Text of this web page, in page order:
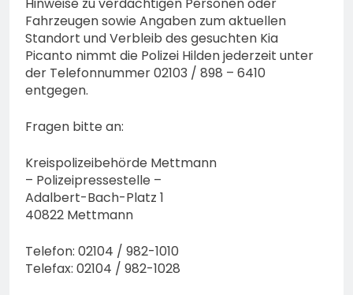
Hinweise zu verdächtigen Personen oder
Fahrzeugen sowie Angaben zum aktuellen
Standort und Verbleib des gesuchten Kia
Picanto nimmt die Polizei Hilden jederzeit unter
der Telefonnummer 02103 / 898 – 6410
entgegen.
Fragen bitte an:
Kreispolizeibehörde Mettmann
– Polizeipressestelle –
Adalbert-Bach-Platz 1
40822 Mettmann
Telefon: 02104 / 982-1010
Telefax: 02104 / 982-1028